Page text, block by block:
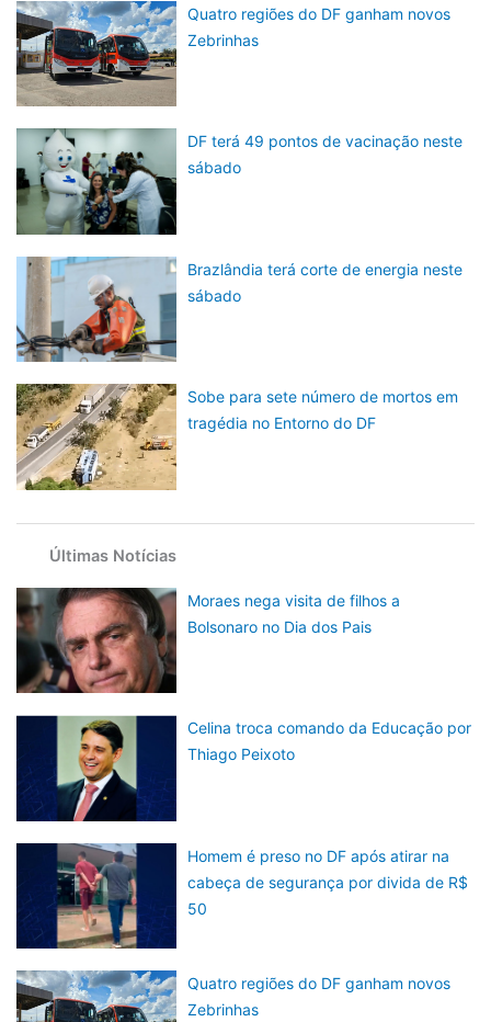
Quatro regiões do DF ganham novos
Zebrinhas
DF terá 49 pontos de vacinação neste
sábado
Brazlândia terá corte de energia neste
sábado
Sobe para sete número de mortos em
tragédia no Entorno do DF
Últimas Notícias
Moraes nega visita de filhos a
Bolsonaro no Dia dos Pais
Celina troca comando da Educação por
Thiago Peixoto
Homem é preso no DF após atirar na
cabeça de segurança por divida de R$
50
Quatro regiões do DF ganham novos
Zebrinhas